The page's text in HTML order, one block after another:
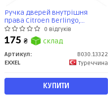
Ручка дверей внутрішня
права Citroen Berlingo,
Peugeot Partner (B030.13322)
EXXEL
0 відгуків
175 ₴ склад
Артикул:
B030.13322
EXXEL
Туреччина
КУПИТИ